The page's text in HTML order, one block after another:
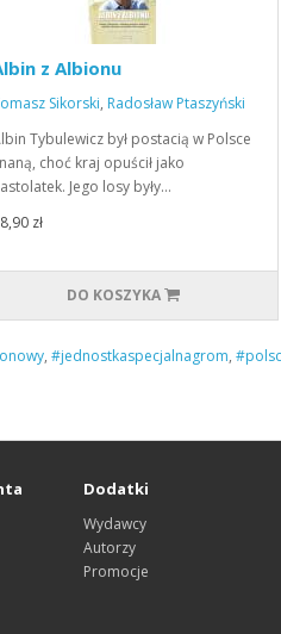
z Albionu
Sikorski, Radosław Ptaszyński
Tybulewicz był postacią w Polsce
choć kraj opuścił jako
Jego losy były…
zł
DO KOSZYKA
, #jednostkaspecjalnagrom,
Dodatki
Wydawcy
Autorzy
Promocje